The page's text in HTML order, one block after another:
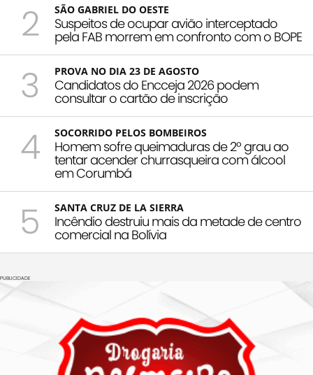
2 SÃO GABRIEL DO OESTE
Suspeitos de ocupar avião interceptado
pela FAB morrem em confronto com o BOPE
3 PROVA NO DIA 23 DE AGOSTO
Candidatos do Encceja 2026 podem
consultar o cartão de inscrição
4 SOCORRIDO PELOS BOMBEIROS
Homem sofre queimaduras de 2º grau ao
tentar acender churrasqueira com álcool
em Corumbá
5 SANTA CRUZ DE LA SIERRA
Incêndio destruiu mais da metade de centro
comercial na Bolívia
PUBLICIDADE